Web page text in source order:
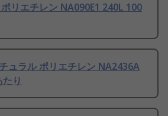
リエチレン NA090E1 240L 100
ュラル ポリエチレン NA2436A
り